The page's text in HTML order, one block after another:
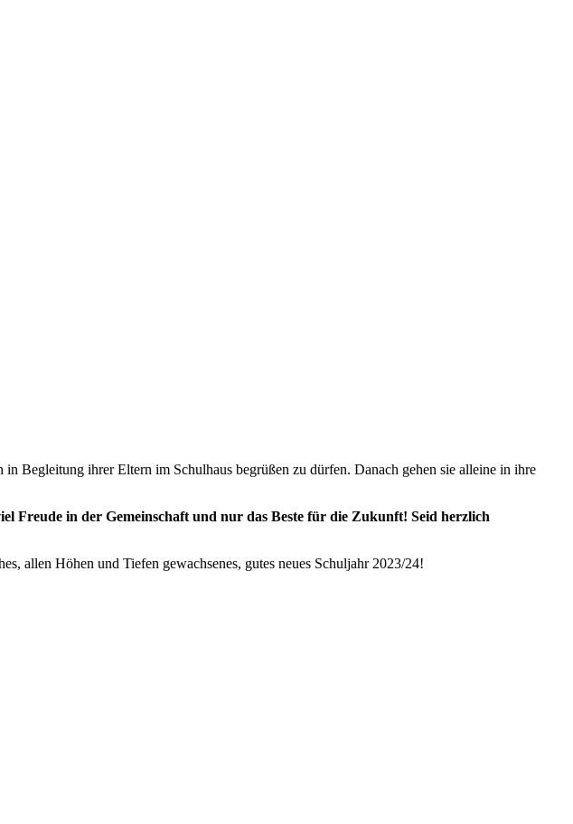
Begleitung ihrer Eltern im Schulhaus begrüßen zu dürfen. Danach gehen sie alleine in ihre
Freude in der Gemeinschaft und nur das Beste für die Zukunft! Seid herzlich
allen Höhen und Tiefen gewachsenes, gutes neues Schuljahr 2023/24!